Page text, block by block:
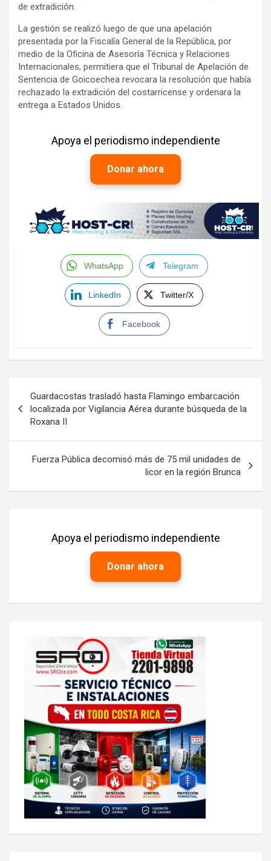
de extradición.
La gestión se realizó luego de que una apelación
presentada por la Fiscalía General de la República, por
medio de la Oficina de Asesoría Técnica y Relaciones
Internacionales, permitiera que el Tribunal de Apelación de
Sentencia de Goicoechea revocara la resolución que había
rechazado la extradición del costarricense y ordenara la
entrega a Estados Unidos.
Apoya el periodismo independiente
Donar ahora
WhatsApp Telegram
LinkedIn Twitter/X
Facebook
de
entradas
Guardacostas trasladó hasta Flamingo embarcación
localizada por Vigilancia Aérea durante búsqueda de la
Roxana II
Fuerza Pública decomisó más de 75 mil unidades de
licor en la región Brunca
Apoya el periodismo independiente
Donar ahora